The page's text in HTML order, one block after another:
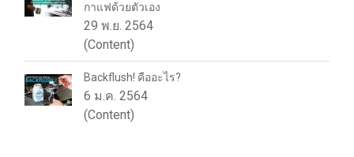
กาแฟด้วยตัวเอง
29 พ.ย. 2564
(Content)
Backflush! คืออะไร?
6 ม.ค. 2564
(Content)